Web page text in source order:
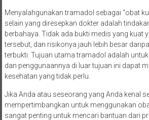
Menyalahgunakan tramadol sebagai “obat
selain yang diresepkan dokter adalah
berbahaya. Tidak ada bukti medis yang kuat
tersebut, dan risikonya jauh lebih besar
terbukti. Tujuan utama tramadol adalah
dan penggunaannya di luar tujuan ini dapat
kesehatan yang tidak perlu.
Jika Anda atau seseorang yang Anda kenal
mempertimbangkan untuk menggunakan
sangat penting untuk mencari bantuan dari